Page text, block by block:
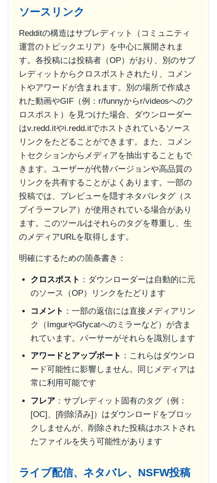
ソースリンク
Redditの構造はサブレディット（コミュニティ
運営のトピックエリア）を中心に展開されま
す。各投稿には投稿者（OP）がおり、別のサブ
レディットからクロスポストされたり、コメン
トやアワードが含まれます。別の場所で作成さ
れた動画やGIF（例： r/funnyからr/videosへのク
ロスポスト）を見つけた場合、ダウンローダー
はv.redd.itやi.redd.itでホストされているソース
リンクをたどることができます。また、コメン
トセクションからメディアを抽出することもで
きます。ユーザーが代替バージョンや高品質の
リンクを共有することがよくあります。一部の
投稿では、プレビューを隠すネタバレタグ（ス
プイラーフレア）が使用されている場合があり
ます。このツールはそれらのタグを尊重し、生
のメディアURLを取得します。
明確にするための箇条書き：
クロスポスト ：ダウンローダーは自動的に元
のソース（OP）リンクをたどります
コメント ：一部の返信には直接メディアリン
ク（ImgurやGfycatへのミラーなど）が含ま
れています。パーサーがそれらを識別します
アワードとアップボート ：これらはダウンロ
ード可能性に影響しません。同じメディアは
常に利用可能です
フレア：サブレディット固有のタグ（例：
[OC]、[削除済み]）はダウンロードをブロッ
クしませんが、削除された投稿はホストされ
たファイルを失う可能性があります
ライブ配信、ネタバレ、NSFW投稿